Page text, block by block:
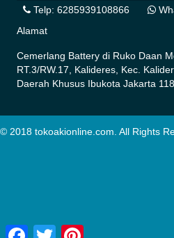
Telp: 6285939108866
Alamat
Cemerlang Battery di Ruko Daan
RT.3/RW.17, Kalideres, Kec.
Daerah Khusus Ibukota Jakarta
© 2018 tokoakionline.com. All Rights
FacebookTwitter